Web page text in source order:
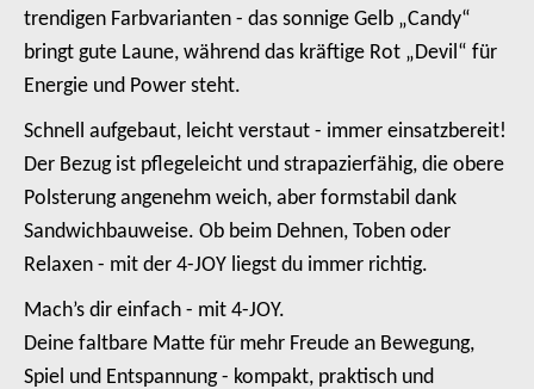
trendigen Farbvarianten - das sonnige Gelb „Candy“
bringt gute Laune, während das kräftige Rot „Devil“ für
Energie und Power steht.
Schnell aufgebaut, leicht verstaut - immer einsatzbereit!
Der Bezug ist pflegeleicht und strapazierfähig, die obere
Polsterung angenehm weich, aber formstabil dank
Sandwichbauweise. Ob beim Dehnen, Toben oder
Relaxen - mit der 4-JOY liegst du immer richtig.
Mach’s dir einfach - mit 4-JOY.
Deine faltbare Matte für mehr Freude an Bewegung,
Spiel und Entspannung - kompakt, praktisch und